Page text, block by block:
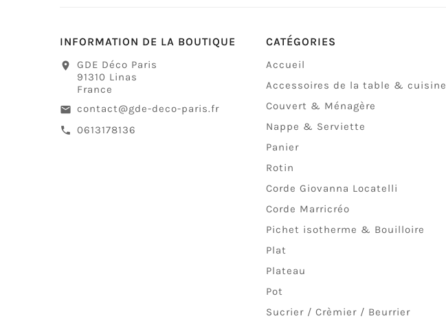
INFORMATION DE LA BOUTIQUE
location_on
GDE Déco Paris
91310 Linas
France
email contact@gde-deco-paris.fr
call 0613178136
CATÉGORIES
Accueil
Accessoires de la table & cuisine
Couvert & Ménagère
Nappe & Serviette
Panier
Rotin
Corde Giovanna Locatelli
Corde Marricréo
Pichet isotherme & Bouilloire
Plat
Plateau
Pot
Sucrier / Crèmier / Beurrier